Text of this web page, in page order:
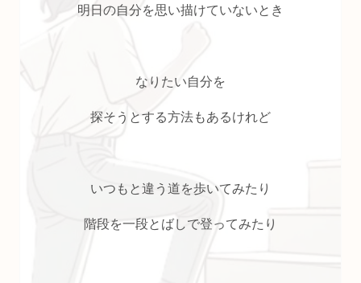
明日の自分を思い描けていないとき
なりたい自分を
探そうとする方法もあるけれど
いつもと違う道を歩いてみたり
階段を一段とばしで登ってみたり